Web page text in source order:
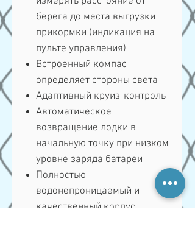
берега до места выгрузки
прикормки (индикация на
пульте управления)
Встроенный компас
определяет стороны света
Адаптивный круиз-контроль
Автоматическое
возвращение лодки в
начальную точку при низком
уровне заряда батареи
Полностью
водонепроницаемый и
качественный корпус